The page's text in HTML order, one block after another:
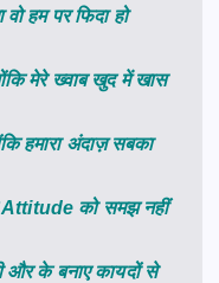
हम पर फिदा हो
मेरे ख्वाब खुद में खास
हमारा अंदाज़ सबका
Attitude को समझ नहीं
और के बनाए कायदों से